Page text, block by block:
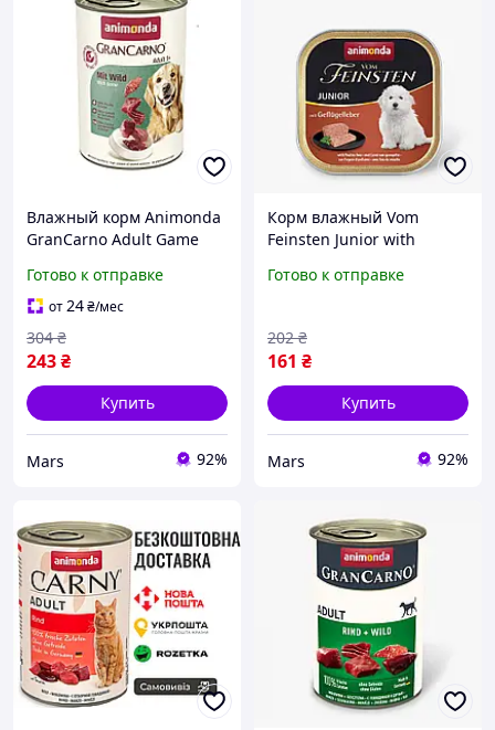
Влажный корм Animonda
GranCarno Adult Game
дичью, 400 г (арт.82478)
Готово к отправке
от24₴/мес
243₴
304 ₴
Купить
Mars 92%
Корм влажный Vom
Feinsten Junior with
птицей печенью 150 г
Готово к отправке
161 ₴
202 ₴
Купить
Mars 92%